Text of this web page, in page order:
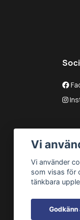
Vi
Vi använder
som visas för
tänkbara
Godkänn